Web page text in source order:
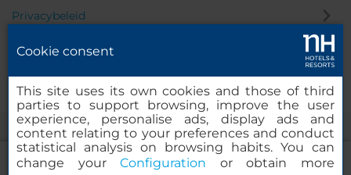
Privacybeleid
Cookie consent
This site uses its own cookies and those of third
parties to support browsing, improve the user
experience, personalise ads, display ads and
content relating to your preferences and conduct
statistical analysis on browsing habits. You can
change yourConfiguration or obtain more